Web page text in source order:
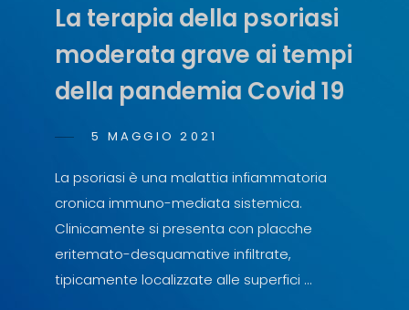
La terapia della psoriasi
moderata grave ai tempi
della pandemia Covid 19
POSTED
5 MAGGIO 2021
SCOPELLITI
La psoriasi è una malattia infiammatoria
cronica immuno-mediata sistemica.
Clinicamente si presenta con placche
eritemato-desquamative infiltrate,
tipicamente localizzate alle superfici …